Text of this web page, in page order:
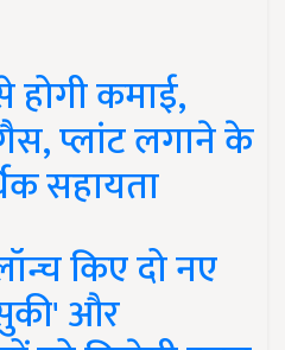
कमाई,
प्लांट लगाने के
सहायता
किए दो नए
और